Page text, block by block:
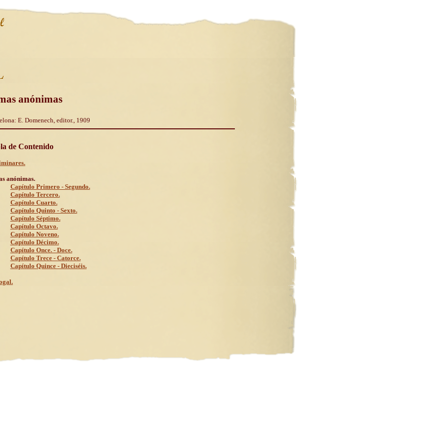
anónimas
E. Domenech, editor., 1909
de Contenido
anónimas.
Capítulo Primero - Segundo.
Capítulo Tercero.
Capítulo Cuarto.
Capítulo Quinto - Sexto.
Capítulo Séptimo.
Capítulo Octavo.
Capítulo Noveno.
Capítulo Décimo.
Capítulo Once. - Doce.
Capítulo Trece - Catorce.
Capítulo Quince - Dieciséis.